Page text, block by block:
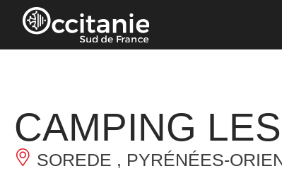
Panneau de gestion des cookies
CAMPING
SOREDE , PYRÉNÉES-